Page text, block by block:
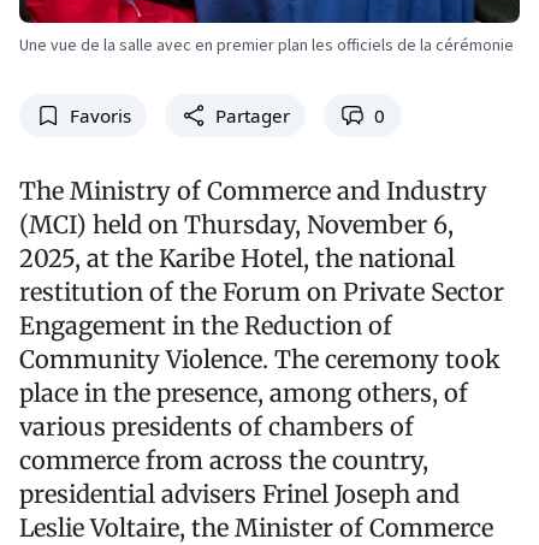
Une vue de la salle avec en premier plan les officiels de la cérémonie
Favoris Partager 0
The Ministry of Commerce and Industry
(MCI) held on Thursday, November 6,
2025, at the Karibe Hotel, the national
restitution of the Forum on Private Sector
Engagement in the Reduction of
Community Violence. The ceremony took
place in the presence, among others, of
various presidents of chambers of
commerce from across the country,
presidential advisers Frinel Joseph and
Leslie Voltaire, the Minister of Commerce